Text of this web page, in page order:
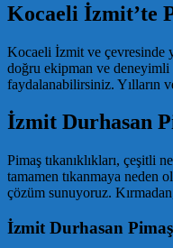
Kocaeli İzmit’te
Kocaeli İzmit ve çevresinde
doğru ekipman ve
faydalanabilirsiniz. Yılların
İzmit Durhasan
Pimaş tıkanıklıkları, çeşitli
tamamen tıkanmaya neden
çözüm sunuyoruz.
İzmit Durhasan Pimaş